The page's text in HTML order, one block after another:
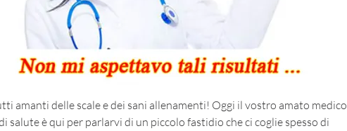
amanti delle scale e dei sani allenamenti! Oggi il vostro amato medico
salute è qui per parlarvi di un piccolo fastidio che ci coglie spesso di